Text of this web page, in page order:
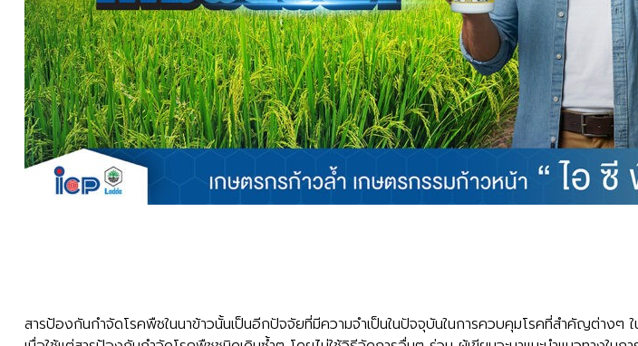
สารป้องกันกำจัดโรคพืชในนาข้าวนั้นเป็นอีกปัจจัยที่มีความจำเป็นในปัจจุบันในการควบคุมโรคที่สำคัญต่างๆ